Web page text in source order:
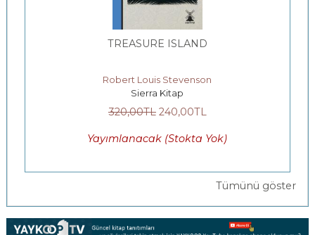
TREASURE ISLAND
Robert Louis Stevenson
Sierra Kitap
320,00TL 240,00TL
Yayımlanacak (Stokta Yok)
Tümünü göster